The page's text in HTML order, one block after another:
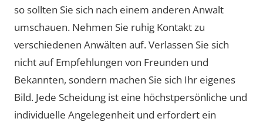
so sollten Sie sich nach einem anderen Anwalt
umschauen. Nehmen Sie ruhig Kontakt zu
verschiedenen Anwälten auf. Verlassen Sie sich
nicht auf Empfehlungen von Freunden und
Bekannten, sondern machen Sie sich Ihr eigenes
Bild. Jede Scheidung ist eine höchstpersönliche und
individuelle Angelegenheit und erfordert ein